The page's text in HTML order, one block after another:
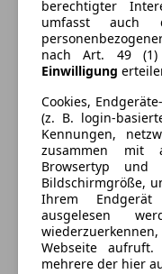
berechtigter
umfasst auch
nach Art. 49 (1)
Einwilligung
Cookies,
(z. B. login-
Kennungen,
zusammen mit
Browsertyp und
Bildschirmgröße,
Ihrem
ausgelesen
Webseite
mehrere der hier